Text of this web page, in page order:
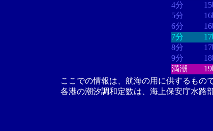
4分
5分
6分
7分
8分
9分
満潮
ここでの情報は、航海の用に供するもの
各港の潮汐調和定数は、海上保安庁水路